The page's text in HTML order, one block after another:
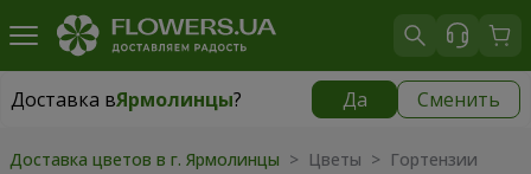
Доставка вЯрмолинцы? Да Сменить
Доставка вЯрмолинцы|
Доставка цветов в г. Ярмолинцы > Цветы > Гортензии